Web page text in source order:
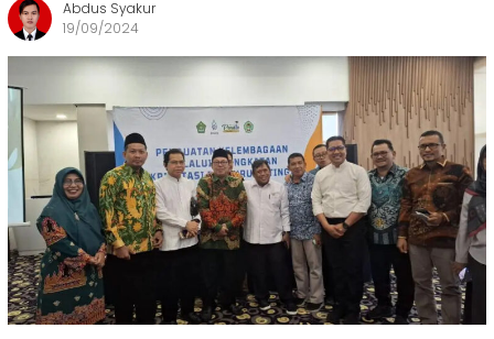
Abdus Syakur
19/09/2024